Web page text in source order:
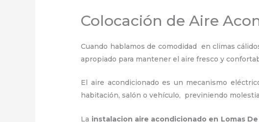
Colocación de Aire
Cuando hablamos de comodidad en climas
apropiado para mantener el aire fresco y
El aire acondicionado es un mecanismo
habitación, salón o vehículo, previniendo
La instalacion aire acondicionado en Lomas